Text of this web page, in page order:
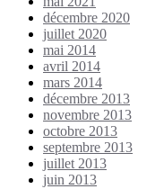
décembre 2020
juillet 2020
mai 2014
avril 2014
mars 2014
décembre 2013
novembre 2013
octobre 2013
septembre 2013
juillet 2013
juin 2013